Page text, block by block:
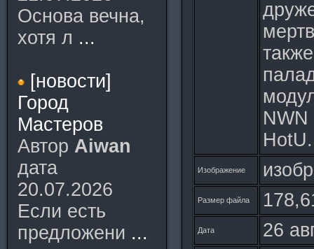
Основа вечна,
хотя л ...
[новости]
Город
Мастеров
Автор Aiwan
дата
20.07.2026
Если есть
предложени ...
HotU.
Изображение
Размер файла
Дата 26